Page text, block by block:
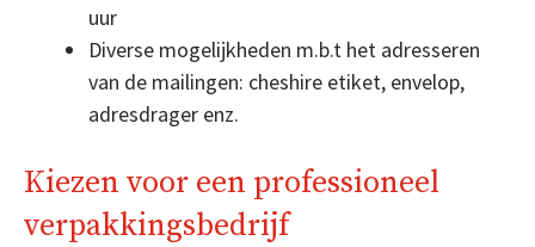
uur
Diverse mogelijkheden m.b.t het adresseren
van de mailingen: cheshire etiket, envelop,
adresdrager enz.
Kiezen voor een professioneel
verpakkingsbedrijf